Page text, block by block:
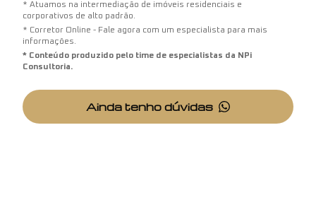
* Atuamos na intermediação de imóveis residenciais e
corporativos de alto padrão.
* Corretor Online - Fale agora com um especialista para mais
informações.
* Conteúdo produzido pelo time de especialistas da NPi
Consultoria.
Ainda tenho dúvidas